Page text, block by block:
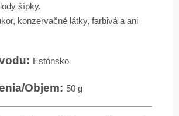
šípky.
konzervačné látky, farbivá a ani
Estónsko
Objem: 50 g